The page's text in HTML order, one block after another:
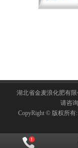
湖北省金麦浪化肥有
请咨
CopyRight © 版权所有: